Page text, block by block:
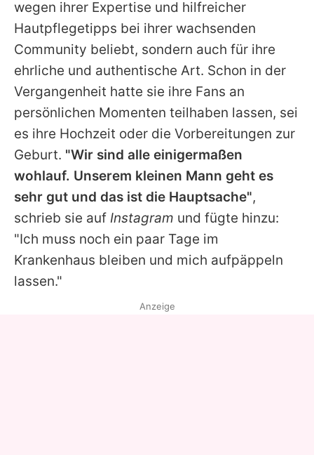
wegen ihrer Expertise und hilfreicher
Hautpflegetipps bei ihrer wachsenden
Community beliebt, sondern auch für ihre
ehrliche und authentische Art. Schon in der
Vergangenheit hatte sie ihre Fans an
persönlichen Momenten teilhaben lassen, sei
es ihre Hochzeit oder die Vorbereitungen zur
Geburt. "Wir sind alle einigermaßen
wohlauf. Unserem kleinen Mann geht es
sehr gut und das ist die Hauptsache",
schrieb sie auf Instagram und fügte hinzu:
"Ich muss noch ein paar Tage im
Krankenhaus bleiben und mich aufpäppeln
lassen."
Anzeige